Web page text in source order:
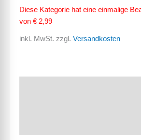
mit
Freunden
schafft.
Menge
Diese Kategorie hat eine einmalige
von € 2,99
inkl. MwSt. zzgl. Versandkosten